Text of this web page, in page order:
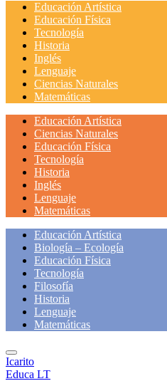
Educación Artística
Educación Física
Tecnología
Historia
Inglés
Lenguaje
Ciencias Naturales
Matemáticas
Educación Artística
Ciencias Naturales
Educación Física
Tecnología
Historia
Inglés
Lenguaje
Matemáticas
Educación Artística
Biología – Ecología
Educación Física
Tecnología
Filosofía
Historia
Lenguaje
Matemáticas
Icarito
Educa LT